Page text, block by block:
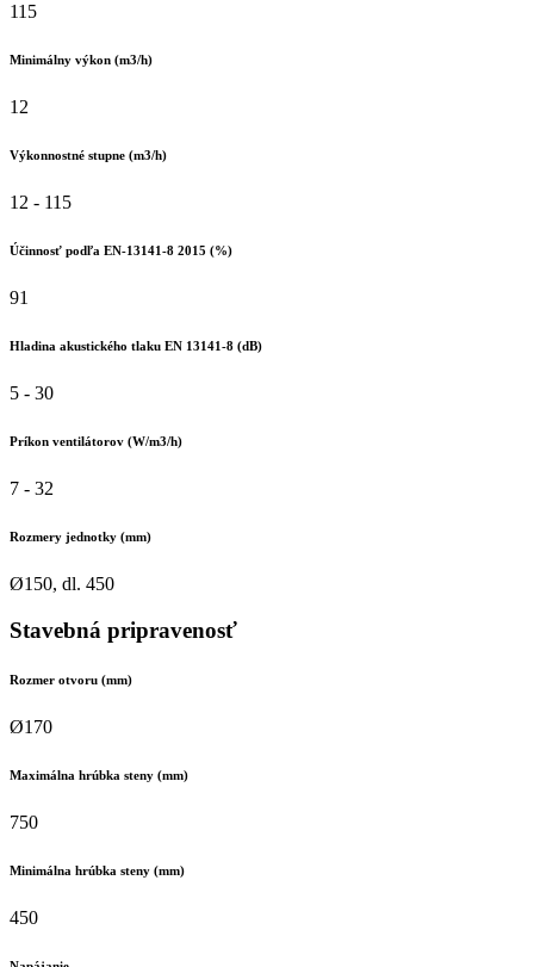
115
Minimálny výkon (m3/h)
12
Výkonnostné stupne (m3/h)
12 - 115
Účinnosť podľa EN-13141-8 2015 (%)
91
Hladina akustického tlaku EN 13141-8 (dB)
5 - 30
Príkon ventilátorov (W/m3/h)
7 - 32
Rozmery jednotky (mm)
Ø150, dl. 450
Stavebná pripravenosť
Rozmer otvoru (mm)
Ø170
Maximálna hrúbka steny (mm)
750
Minimálna hrúbka steny (mm)
450